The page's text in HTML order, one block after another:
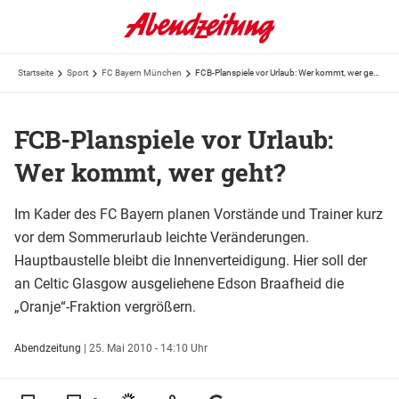
Startseite Sport FC Bayern München
FCB-Planspiele vor Urlaub:
Wer kommt, wer geht?
Im Kader des FC Bayern planen Vorstände und Trainer kurz
vor dem Sommerurlaub leichte Veränderungen.
Hauptbaustelle bleibt die Innenverteidigung. Hier soll der
an Celtic Glasgow ausgeliehene Edson Braafheid die
„Oranje“-Fraktion vergrößern.
Abendzeitung | 25. Mai 2010 - 14:10 Uhr